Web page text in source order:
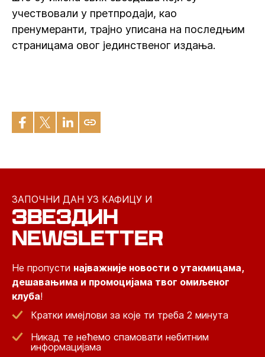
учествовали у претпродаји, као
пренумеранти, трајно уписана на последњим
страницама овог јединственог издања.
ЗАПОЧНИ ДАН УЗ КАФИЦУ И
ЗВЕЗДИН
NEWSLETTER
Не пропусти најважније новости о утакмицама,
дешавањима и промоцијама твог омиљеног
клуба!
Кратки имејлови за које ти треба 2 минута
Никад те нећемо спамовати небитним
информацијама